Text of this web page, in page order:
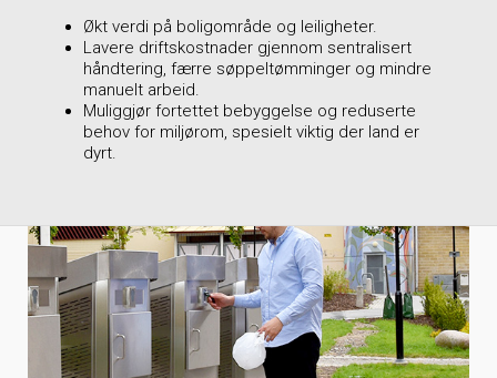
Økt verdi på boligområde og leiligheter.
Lavere driftskostnader gjennom sentralisert
håndtering, færre søppeltømminger og mindre
manuelt arbeid.
Muliggjør fortettet bebyggelse og reduserte
behov for miljørom, spesielt viktig der land er
dyrt.